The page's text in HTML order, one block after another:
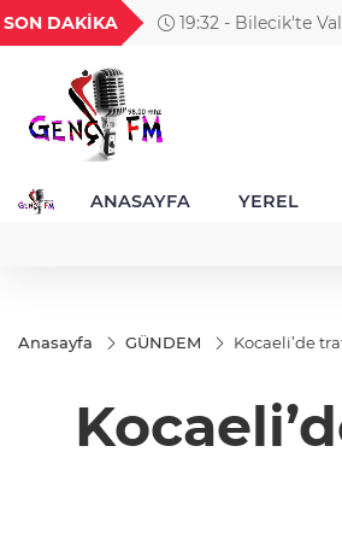
SON DAKİKA
19:32 - Bilecik'te
18,1890
TND
16,3226
ANASAYFA YEREL
Anasayfa GÜNDEM